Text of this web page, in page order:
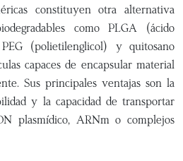
constituyen otra alternativa
como PLGA (ácido
(polietilenglicol) y quitosano
capaces de encapsular material
Sus principales ventajas son la
y la capacidad de transportar
plasmídico, ARNm o complejos